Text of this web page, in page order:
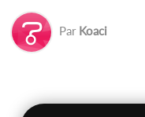
Par Koaci